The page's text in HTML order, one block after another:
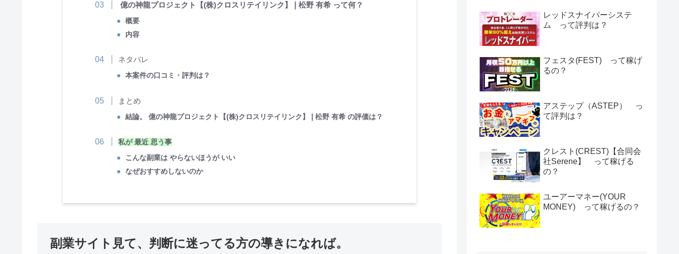
億の神龍プロジェクト【(株)クロスリテイリンク】❘松野 有希 って何？
概要
内容
ネタバレ
本案件の口コミ・評判は？
まとめ
結論。 億の神龍プロジェクト【(株)クロスリテイリンク】❘松野 有希 の評価は？
私が 最近 思う事
こんな副業は やらないほうが いい
なぜおすすめしないのか
副業サイト見て、判断に迷ってる方の導きになれば。
レッドスナイパーシステ
ム って評判は？
フェスタ(FEST) って稼げ
るの？
アステップ（ASTEP） っ
て評判は？
クレスト(CREST)【合同会
社Serene】 って稼げる
の？
ユーアーマネー(YOUR
MONEY) って稼げるの？